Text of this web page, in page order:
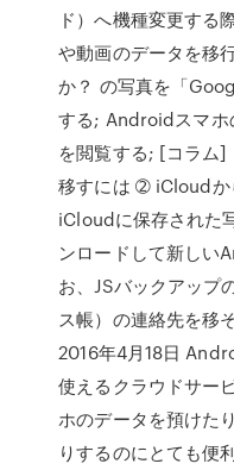
ド）へ機種変更す
や動画のデータを移
か？ の写真を「
する; Androidスマホ
を閲覧する; [コラム]
移すには ➁ iCloudか
iCloudに保存された
ンロードして新しい
お、JSバックアップ
ス帳）の連絡先を移
2016年4月18日
使えるクラウドサー
ホのデータを預けた
りするのにとても便